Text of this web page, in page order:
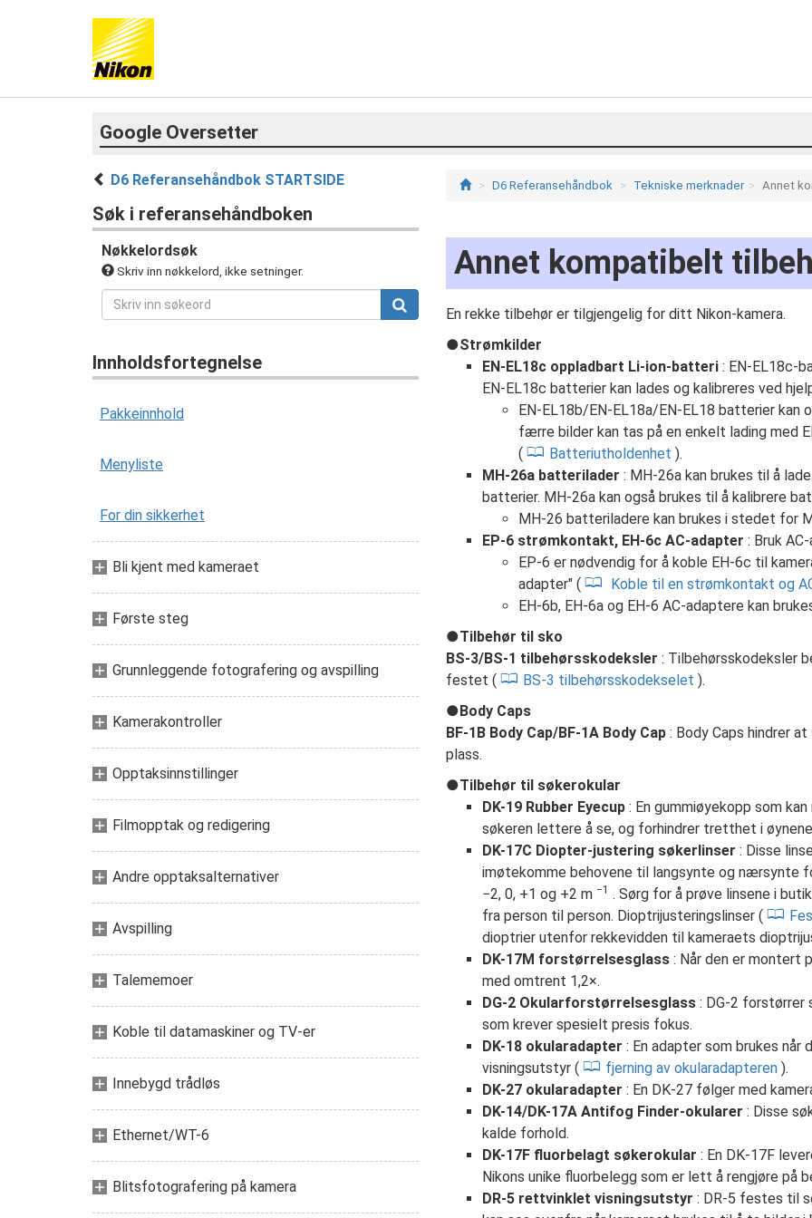
Google Oversetter
D6 Referansehåndbok STARTSIDE
Søk i referansehåndboken
Nøkkelordsøk
Skriv inn nøkkelord, ikke setninger.
Innholdsfortegnelse
Pakkeinnhold
Menyliste
For din sikkerhet
Bli kjent med kameraet
Første steg
Grunnleggende fotografering og avspilling
Kamerakontroller
Opptaksinnstillinger
Filmopptak og redigering
Andre opptaksalternativer
Avspilling
Talememoer
Koble til datamaskiner og TV-er
Innebygd trådløs
Ethernet/WT-6
Blitsfotografering på kamera
D6 Referansehåndbok Tekniske merknader Annet
Annet kompatibelt
En rekke tilbehør er tilgjengelig for ditt Nikon-kamera.
Strømkilder
EN-EL18c oppladbart Li-ion-batteri : EN-EL18c-
EN-EL18c batterier kan lades og kalibreres ved
EN‑EL18b/EN‑EL18a/EN‑EL18 batterier
færre bilder kan tas på en enkelt lading med
(
Batteriutholdenhet ).
MH-26a batterilader : MH-26a kan brukes til å
batterier. MH-26a kan også brukes til å kalibrere
MH-26 batteriladere kan brukes i stedet for
EP-6 strømkontakt, EH-6c AC-adapter : Bruk
EP-6 er nødvendig for å koble EH-6c til
adapter" (
Koble til en strømkontakt og
EH-6b, EH-6a og EH-6 AC-adaptere kan
Tilbehør til sko
BS-3/BS-1 tilbehørsskodeksler : Tilbehørsskodeksler
festet (
BS-3 tilbehørsskodekselet ).
Body Caps
BF-1B Body Cap/BF-1A Body Cap : Body Caps hindrer
plass.
Tilbehør til søkerokular
DK-19 Rubber Eyecup : En gummiøyekopp som
søkeren lettere å se, og forhindrer tretthet i
DK-17C Diopter-justering søkerlinser : Disse
imøtekomme behovene til langsynte og nærsynte
−2, 0, +1 og +2 m −1 . Sørg for å prøve linsene i
fra person til person. Dioptrijusteringslinser (
dioptrier utenfor rekkevidden til kameraets
DK-17M forstørrelsesglass : Når den er montert
med omtrent 1,2×.
DG-2 Okularforstørrelsesglass : DG-2 forstørrer
som krever spesielt presis fokus.
DK-18 okularadapter : En adapter som brukes
visningsutstyr (
fjerning av okularadapteren ).
DK-27 okularadapter : En DK-27 følger med
DK-14/DK-17A Antifog Finder-okularer : Disse
kalde forhold.
DK-17F fluorbelagt søkerokular : En DK-17F
Nikons unike fluorbelegg som er lett å rengjøre på
DR-5 rettvinklet visningsutstyr : DR-5 festes til